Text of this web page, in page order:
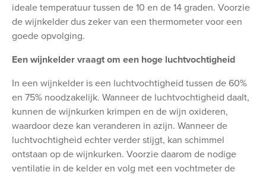
ideale temperatuur tussen de 10 en de 14 graden. Voorzie
de wijnkelder dus zeker van een thermometer voor een
goede opvolging.
Een wijnkelder vraagt om een hoge luchtvochtigheid
In een wijnkelder is een luchtvochtigheid tussen de 60%
en 75% noodzakelijk. Wanneer de luchtvochtigheid daalt,
kunnen de wijnkurken krimpen en de wijn oxideren,
waardoor deze kan veranderen in azijn. Wanneer de
luchtvochtigheid echter verder stijgt, kan schimmel
ontstaan op de wijnkurken. Voorzie daarom de nodige
ventilatie in de kelder en volg met een vochtmeter de